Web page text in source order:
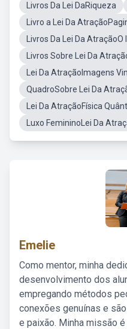
Livros Da Lei DaRiqueza
Livro a Lei Da
Livros Da Lei Da
Livros Sobre Lei Da
Lei Da AtraçãoImagens
QuadroSobre Lei Da
Lei Da AtraçãoFísica
Luxo FemininoLei Da
Emelie
Como mentor, minha
desenvolvimento dos
empregando métodos
conexões genuínas e
e paixão. Minha missão